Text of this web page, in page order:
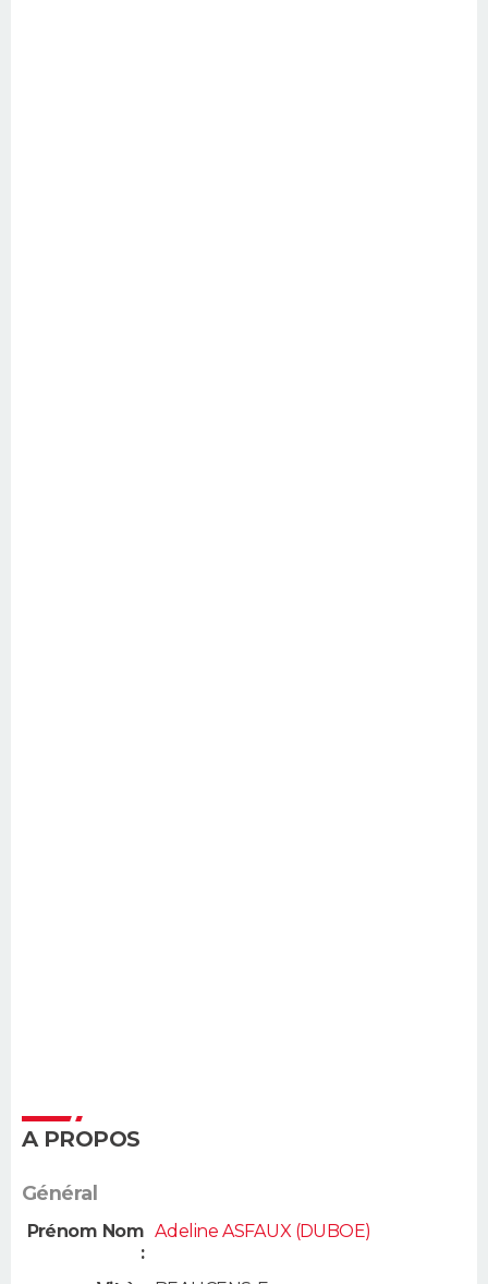
A PROPOS
Général
Prénom Nom
:
Adeline ASFAUX (DUBOE)